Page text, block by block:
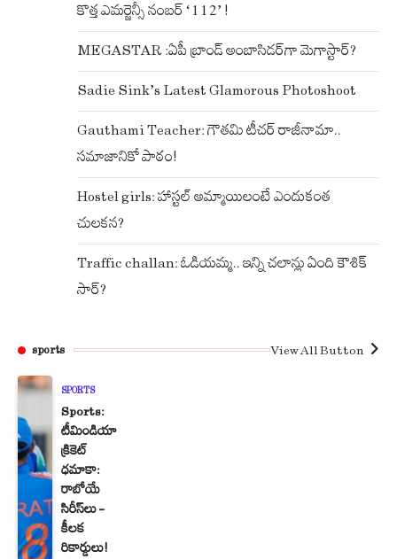
కొత్త ఎమర్జెన్సీ నంబర్ ‘112’ !
MEGASTAR :ఏపీ బ్రాండ్ అంబాసిడర్‌గా మెగాస్టార్?
Sadie Sink’s Latest Glamorous Photoshoot
Gauthami Teacher: గౌతమి టీచర్ రాజీనామా..
సమాజానికో పాఠం!
Hostel girls: హాస్టల్ అమ్మాయిలంటే ఎందుకంత
చులకన?
Traffic challan: ఓడియమ్మ.. ఇన్ని చలాన్లు ఏంది కౌశిక్
సార్?
sports View All Button
SPORTS
Sports:
టీమిండియా
క్రికెట్
ధమాకా:
రాబోయే
సిరీస్‌లు –
కీలక
రికార్డులు!